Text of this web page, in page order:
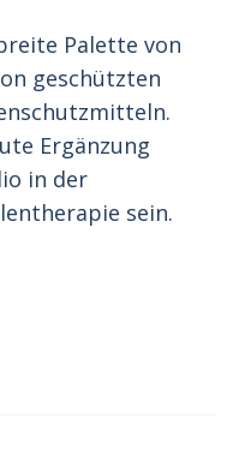
Palette von
geschützten
Ergänzung
in der
sein.